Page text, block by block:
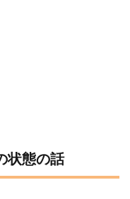
状態の話